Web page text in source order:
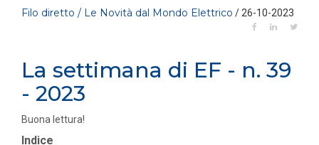
Filo diretto / Le Novità dal Mondo Elettrico / 26-10-2023
La settimana di EF - n. 39
- 2023
Buona lettura!
Indice